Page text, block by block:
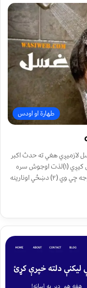
طهارة او اودس
لازميږي هغي ته حدث اكبر
يا لويه بي اودسي وايي غسل په څلوروخبرو فرض كيږي (١)لذت اوجوش سره
اونارينه